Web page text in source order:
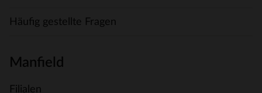
Häufig gestellte Fragen
Manfield
Filialen